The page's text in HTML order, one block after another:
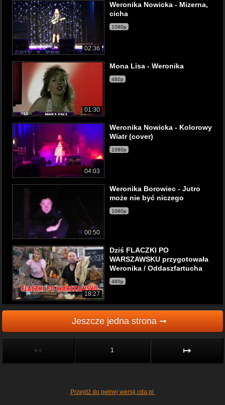
02:36
Weronika Nowicka - Mizerna,
cicha
1080p
01:30
Mona Lisa - Weronika
480p
04:03
Weronika Nowicka - Kolorowy
Wiatr (cover)
1080p
00:50
Weronika Borowiec - Jutro
może nie być niczego
1080p
18:27
Dziś FLACZKI PO
WARSZAWSKU przygotowała
Weronika / Oddaszfartucha
480p
Jeszcze jedna strona ➞
↤ 1 ↦
Przejdź do pełnej wersji cda.pl